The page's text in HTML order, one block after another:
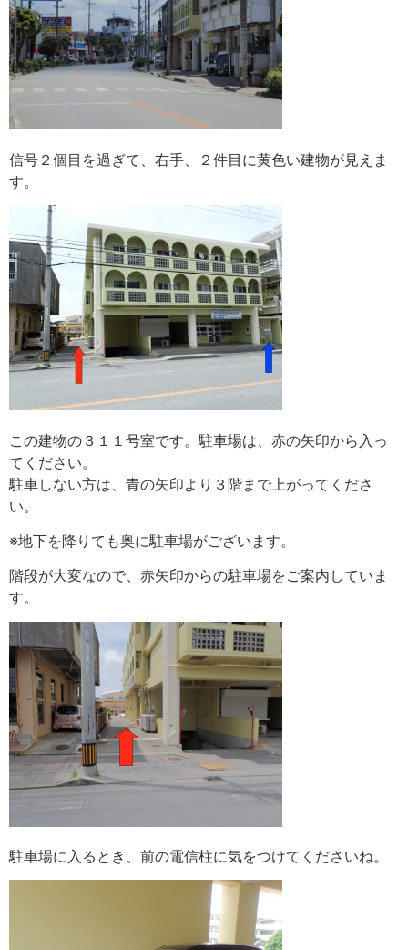
信号２個目を過ぎて、右手、２件目に黄色い建物が見えま
す。
この建物の３１１号室です。駐車場は、赤の矢印から入っ
てください。
駐車しない方は、青の矢印より３階まで上がってくださ
い。
※地下を降りても奥に駐車場がございます。
階段が大変なので、赤矢印からの駐車場をご案内していま
す。
駐車場に入るとき、前の電信柱に気をつけてくださいね。